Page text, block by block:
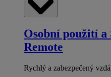
Osobní použití a
Remote
Rychlý a zabezpečený